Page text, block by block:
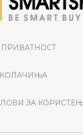
КОЛАЧИЊА
ЗА